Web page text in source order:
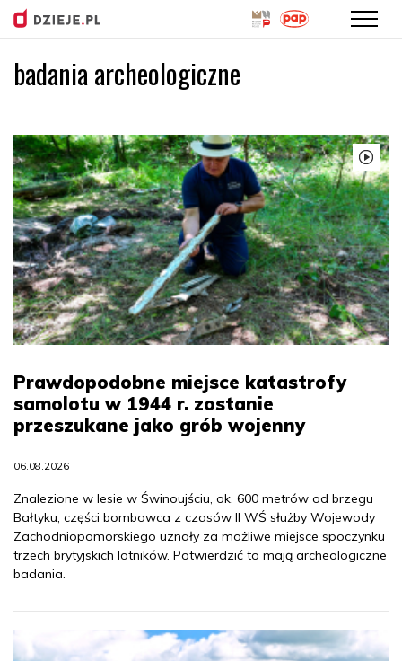
Przejdź
do
badania archeologiczne
Prawdopodobne miejsce katastrofy
samolotu w 1944 r. zostanie
przeszukane jako grób wojenny
06.08.2026
Znalezione w lesie w Świnoujściu, ok. 600 metrów od brzegu
Bałtyku, części bombowca z czasów II WŚ służby Wojewody
Zachodniopomorskiego uznały za możliwe miejsce spoczynku
trzech brytyjskich lotników. Potwierdzić to mają archeologiczne
badania.